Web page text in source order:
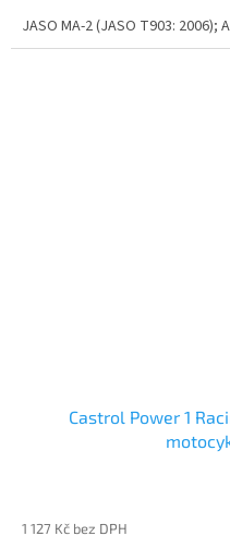
JASO MA-2 (JASO T903: 2006);
Castrol Power 1
1 127 Kč bez DPH